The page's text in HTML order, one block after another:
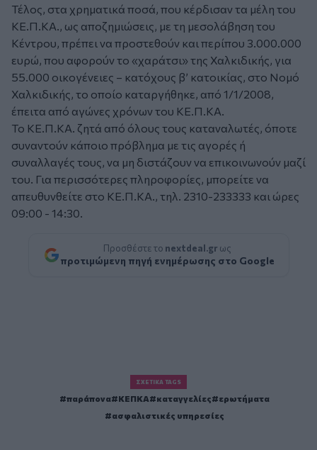
Τέλος, στα χρηματικά ποσά, που κέρδισαν τα μέλη του
ΚΕ.Π.ΚΑ., ως αποζημιώσεις, με τη μεσολάβηση του
Κέντρου, πρέπει να προστεθούν και περίπου 3.000.000
ευρώ, που αφορούν το «χαράτσι» της Χαλκιδικής, για
55.000 οικογένειες – κατόχους β’ κατοικίας, στο Νομό
Χαλκιδικής, το οποίο καταργήθηκε, από 1/1/2008,
έπειτα από αγώνες χρόνων του ΚΕ.Π.ΚΑ.
Το ΚΕ.Π.ΚΑ. ζητά από όλους τους καταναλωτές, όποτε
συναντούν κάποιο πρόβλημα με τις αγορές ή
συναλλαγές τους, να μη διστάζουν να επικοινωνούν μαζί
του. Για περισσότερες πληροφορίες, μπορείτε να
απευθυνθείτε στο ΚΕ.Π.ΚΑ., τηλ. 2310-233333 και ώρες
09:00 - 14:30.
Προσθέστε το nextdeal.gr ως
προτιμώμενη πηγή ενημέρωσης στο Google
ΣΧΕΤΙΚΆ TAGS
παράπονα ΚΕΠΚΑ καταγγελίες
ερωτήματα
ασφαλιστικές υπηρεσίες